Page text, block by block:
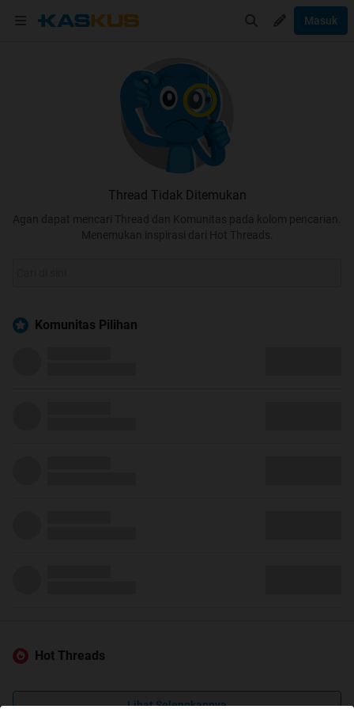
Masuk
Thread Tidak Ditemukan
Agan dapat mencari Thread dan Komunitas pada kolom pencarian.
Menemukan inspirasi dari Hot Threads.
Komunitas Pilihan
Hot Threads
Lihat Selengkapnya